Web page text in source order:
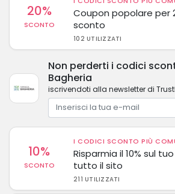
20%
SCONTO
Coupon popolare per
sconto
102 UTILIZZATI
Non perderti i codici
Bagheria
iscrivendoti alla newsletter di
10%
SCONTO
I CODICI SCONTO PIÙ
Risparmia il 10% sul
tutto il sito
211 UTILIZZATI